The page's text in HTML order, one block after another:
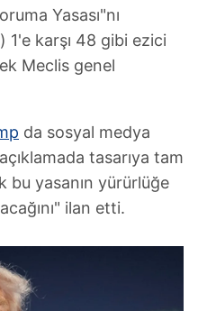
Yasası"nı
karşı 48 gibi ezici
Meclis genel
da sosyal medya
tasarıya tam
yasanın yürürlüğe
ilan etti.